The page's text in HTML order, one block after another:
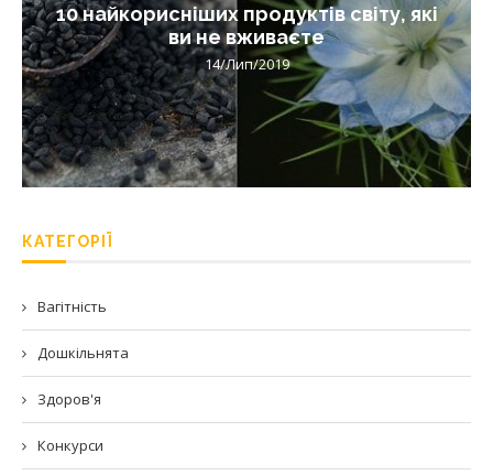
10 найкорисніших продуктів світу, які
ви не вживаєте
14/Лип/2019
КАТЕГОРІЇ
Вагітність
Дошкільнята
Здоров'я
Конкурси